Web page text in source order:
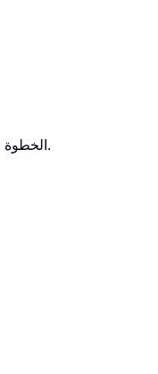
الخطوة 3: في مربع الحوار «منظم العرض المخصص» الظاهر، انقر على.